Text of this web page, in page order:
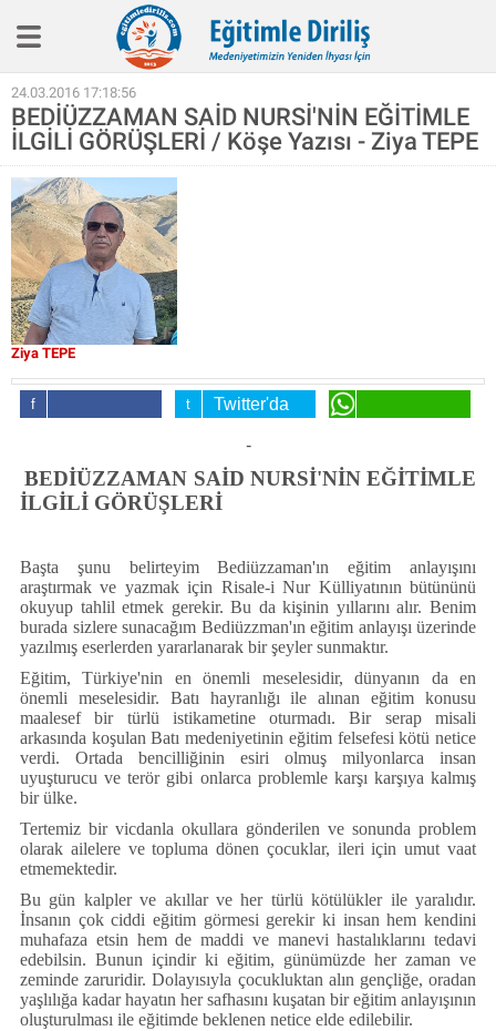
Eğitim İlkelerimiz
Haber
Biyografi
Röpotaj
Aile Eğitimi
SineEğitim
Video
Kitap
Künye
24.03.2016 17:18:56
BEDİÜZZAMAN SAİD NURSİ'NİN EĞİTİMLE
İLGİLİ GÖRÜŞLERİ / Köşe Yazısı - Ziya TEPE
Ziya TEPE
Twitter'da
-
BEDİÜZZAMAN SAİD NURSİ'NİN EĞİTİMLE
İLGİLİ GÖRÜŞLERİ
Başta şunu belirteyim Bediüzzaman'ın eğitim anlayışını
araştırmak ve yazmak için Risale-i Nur Külliyatının bütününü
okuyup tahlil etmek gerekir. Bu da kişinin yıllarını alır. Benim
burada sizlere sunacağım Bediüzzman'ın eğitim anlayışı üzerinde
yazılmış eserlerden yararlanarak bir şeyler sunmaktır.
Eğitim, Türkiye'nin en önemli meselesidir, dünyanın da en
önemli meselesidir. Batı hayranlığı ile alınan eğitim konusu
maalesef bir türlü istikametine oturmadı. Bir serap misali
arkasında koşulan Batı medeniyetinin eğitim felsefesi kötü netice
verdi. Ortada bencilliğinin esiri olmuş milyonlarca insan
uyuşturucu ve terör gibi onlarca problemle karşı karşıya kalmış
bir ülke.
Tertemiz bir vicdanla okullara gönderilen ve sonunda problem
olarak ailelere ve topluma dönen çocuklar, ileri için umut vaat
etmemektedir.
Bu gün kalpler ve akıllar ve her türlü kötülükler ile yaralıdır.
İnsanın çok ciddi eğitim görmesi gerekir ki insan hem kendini
muhafaza etsin hem de maddi ve manevi hastalıklarını tedavi
edebilsin. Bunun içindir ki eğitim, günümüzde her zaman ve
zeminde zaruridir. Dolayısıyla çocukluktan alın gençliğe, oradan
yaşlılığa kadar hayatın her safhasını kuşatan bir eğitim anlayışının
oluşturulması ile eğitimde beklenen netice elde edilebilir.